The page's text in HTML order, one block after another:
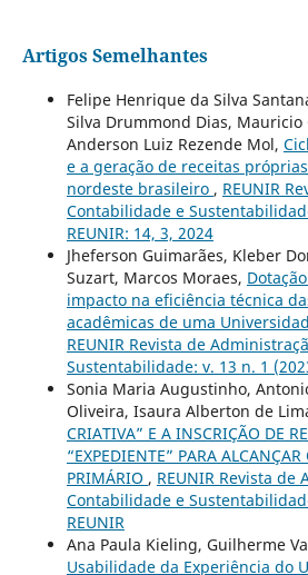
Artigos Semelhantes
Felipe Henrique da Silva
Silva Drummond Dias, Mauricio
Anderson Luiz Rezende Mol,
e a geração de receitas
nordeste brasileiro , REUNIR
Contabilidade e
REUNIR: 14, 3, 2024
Jheferson Guimarães, Kleber
Suzart, Marcos Moraes,
impacto na eficiência técnica
acadêmicas de uma
REUNIR Revista de
Sustentabilidade: v. 13 n. 1
Sonia Maria Augustinho,
Oliveira, Isaura Alberton de
CRIATIVA” E A INSCRIÇÃO DE
“EXPEDIENTE” PARA ALCANÇAR
PRIMÁRIO , REUNIR Revista de
Contabilidade e
REUNIR
Ana Paula Kieling, Guilherme
Usabilidade da Experiência do